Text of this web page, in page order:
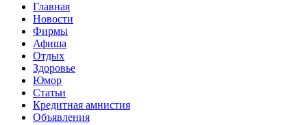
Главная
Новости
Фирмы
Афиша
Отдых
Здоровье
Юмор
Статьи
Кредитная амнистия
Объявления